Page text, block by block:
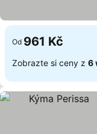
Od 961 Kč
Zobrazte si ceny z 6